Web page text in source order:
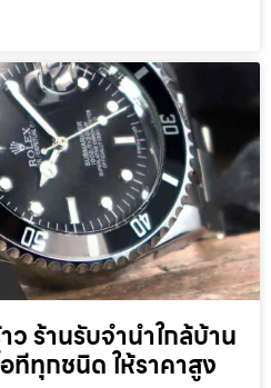
ร้านรับจำนำใกล้บ้าน
ทุกชนิด ให้ราคาสูง